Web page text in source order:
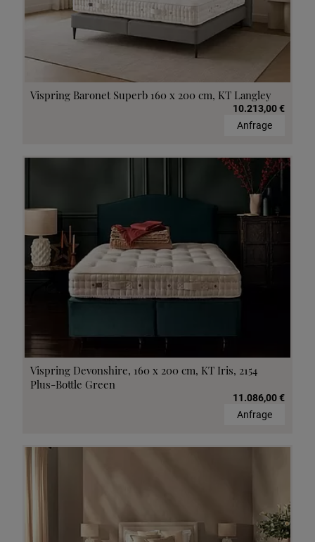
Vispring Baronet Superb 160 x 200 cm, KT Langley
10.213,00 €
Anfrage
Vispring Devonshire, 160 x 200 cm, KT Iris, 2154
Plus-Bottle Green
11.086,00 €
Anfrage